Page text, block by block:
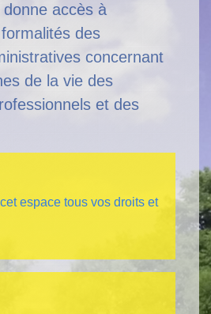
accès à
formalités des
concernant
de la vie des
et des
espace tous vos droits et